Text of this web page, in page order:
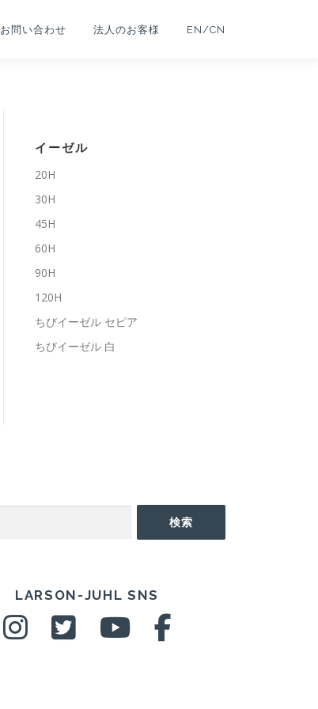
お問い合わせ 法人のお客様 EN/CN
イーゼル
20H
30H
45H
60H
90H
120H
ちびイーゼル セピア
ちびイーゼル 白
検索
LARSON-JUHL SNS